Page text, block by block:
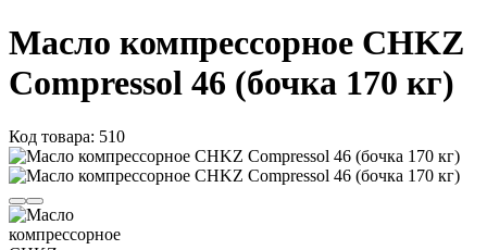
Масло компрессорное CHKZ
Compressol 46 (бочка 170 кг)
Код товара: 510